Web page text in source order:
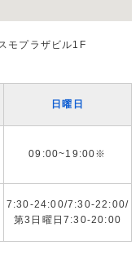
モプラザビル1F
日曜日
09:00~19:00※
7:30-24:00/7:30-22:00/
第3日曜日7:30-20:00